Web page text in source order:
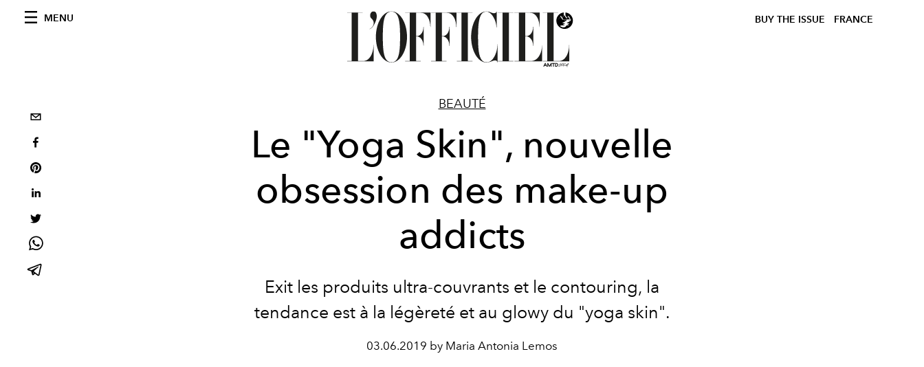
MENU BUY THE ISSUE FRANCE
BEAUTÉ
Le "Yoga Skin", nouvelle
obsession des make-up
addicts
Exit les produits ultra-couvrants et le contouring, la
tendance est à la légèreté et au glowy du "yoga skin".
03.06.2019 by Maria Antonia Lemos